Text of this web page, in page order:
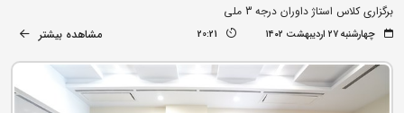
برگزاری کلاس استاژ داوران درجه 3 ملی
چهارشنبه ۲۷ اردیبهشت ۱۴۰۲ 20:21 مشاهده بیشتر